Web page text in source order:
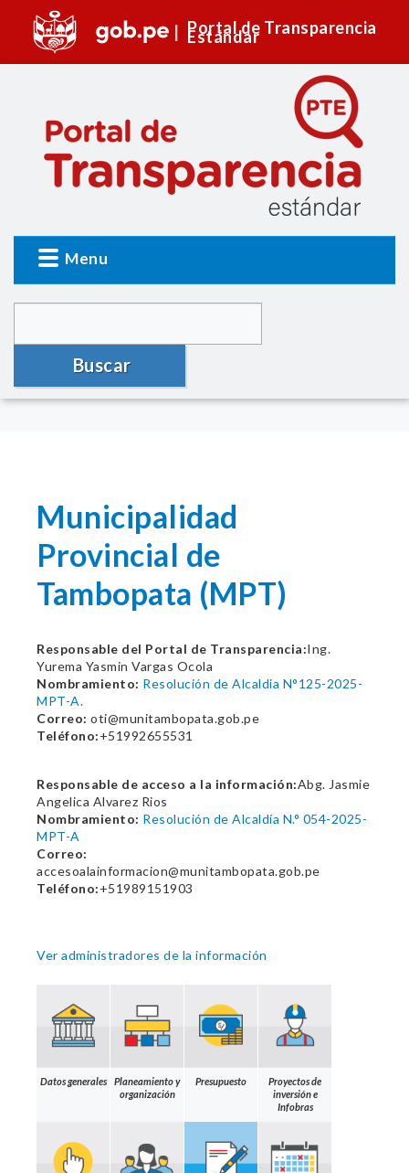
Portal de Transparencia
Estándar
Menu
Buscar
Municipalidad
Provincial de
Tambopata (MPT)
Responsable del Portal de Transparencia:Ing.
Yurema Yasmin Vargas Ocola
Nombramiento: Resolución de Alcaldia N°125-2025-
MPT-A.
Correo: oti@munitambopata.gob.pe
Teléfono:+51992655531
Responsable de acceso a la información:Abg. Jasmie
Angelica Alvarez Rios
Nombramiento: Resolución de Alcaldía N.° 054-2025-
MPT-A
Correo:
accesoalainformacion@munitambopata.gob.pe
Teléfono:+51989151903
Ver administradores de la información
Datos generales
Planeamiento y
organización
Presupuesto
Proyectos de
inversión e
Infobras